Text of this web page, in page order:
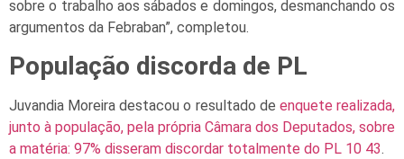
sobre o trabalho aos sábados e domingos, desmanchando os
argumentos da Febraban”, completou.
População discorda de PL
Juvandia Moreira destacou o resultado de enquete realizada,
junto à população, pela própria Câmara dos Deputados, sobre
a matéria: 97% disseram discordar totalmente do PL 10 43.